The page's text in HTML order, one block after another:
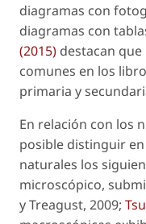
diagramas con
diagramas con
(2015) destacan
comunes en los
primaria y
En relación con los
posible distinguir
naturales los
microscópico,
y Treagust, 2009;